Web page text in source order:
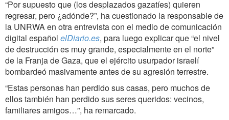
“Por supuesto que (los desplazados gazatíes) quieren
regresar, pero ¿adónde?”, ha cuestionado la responsable de
la UNRWA en otra entrevista con el medio de comunicación
digital español elDiario.es, para luego explicar que “el nivel
de destrucción es muy grande, especialmente en el norte”
de la Franja de Gaza, que el ejército usurpador israelí
bombardeó masivamente antes de su agresión terrestre.
“Estas personas han perdido sus casas, pero muchos de
ellos también han perdido sus seres queridos: vecinos,
familiares amigos…”, ha remarcado.